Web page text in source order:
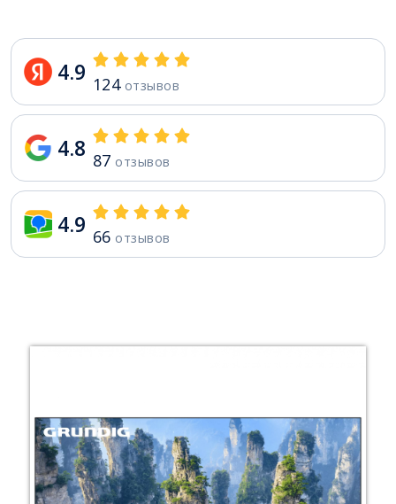
4.9 124отзывов
4.8 87 отзывов
4.9 66 отзывов